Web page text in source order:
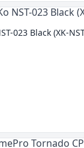
023 Black (XK-